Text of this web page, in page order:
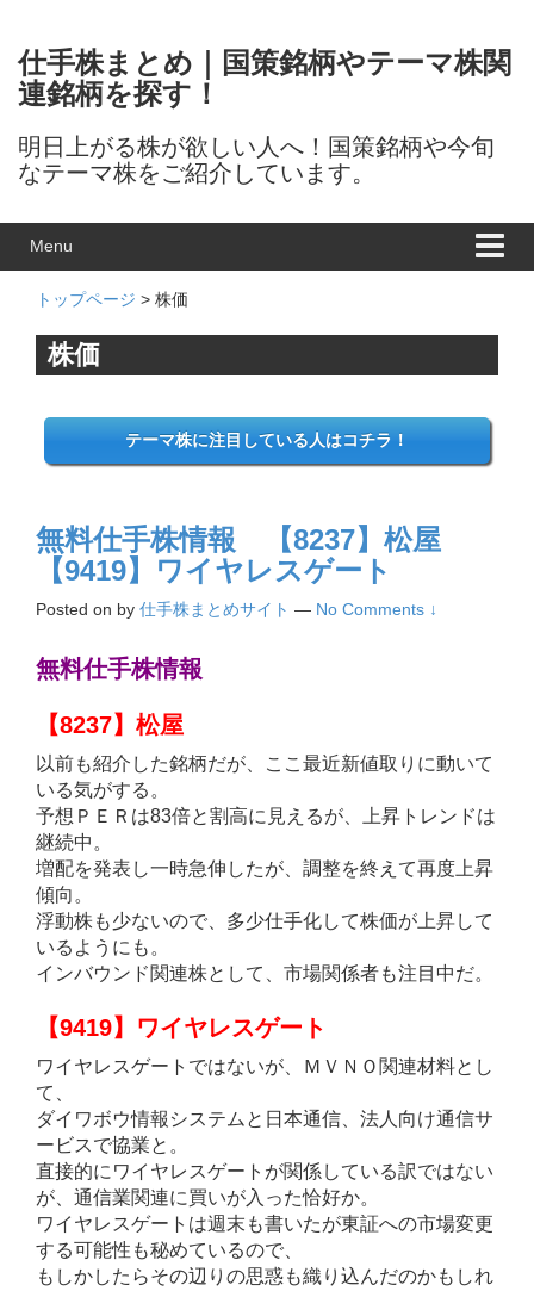
仕手株まとめ｜国策銘柄やテーマ株関
連銘柄を探す！
明日上がる株が欲しい人へ！国策銘柄や今旬
なテーマ株をご紹介しています。
Menu
トップページ > 株価
株価
テーマ株に注目している人はコチラ！
無料仕手株情報 【8237】松屋
【9419】ワイヤレスゲート
Posted on by 仕手株まとめサイト — No Comments ↓
無料仕手株情報
【8237】松屋
以前も紹介した銘柄だが、ここ最近新値取りに動いて
いる気がする。
予想ＰＥＲは83倍と割高に見えるが、上昇トレンドは
継続中。
増配を発表し一時急伸したが、調整を終えて再度上昇
傾向。
浮動株も少ないので、多少仕手化して株価が上昇して
いるようにも。
インバウンド関連株として、市場関係者も注目中だ。
【9419】ワイヤレスゲート
ワイヤレスゲートではないが、ＭＶＮＯ関連材料とし
て、
ダイワボウ情報システムと日本通信、法人向け通信サ
ービスで協業と。
直接的にワイヤレスゲートが関係している訳ではない
が、通信業関連に買いが入った恰好か。
ワイヤレスゲートは週末も書いたが東証への市場変更
する可能性も秘めているので、
もしかしたらその辺りの思惑も織り込んだのかもしれ